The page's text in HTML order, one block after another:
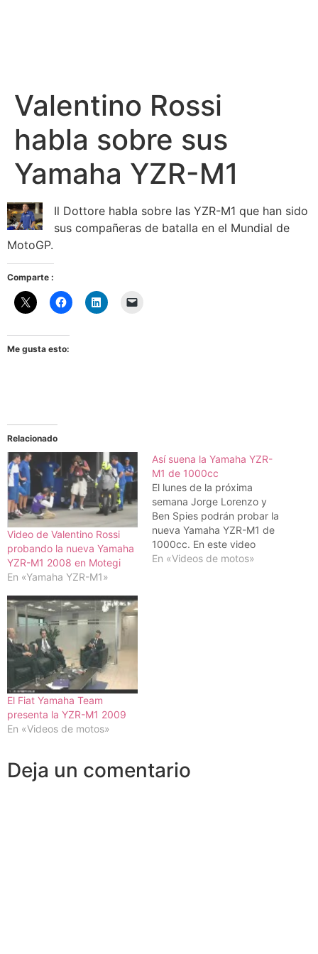
Valentino Rossi
habla sobre sus
Yamaha YZR-M1
Il Dottore habla sobre las YZR-M1 que han sido
sus compañeras de batalla en el Mundial de
MotoGP.
Comparte :
Me gusta esto:
Relacionado
Video de Valentino Rossi
probando la nueva Yamaha
YZR-M1 2008 en Motegi
En «Yamaha YZR-M1»
Así suena la Yamaha YZR-
M1 de 1000cc
El lunes de la próxima
semana Jorge Lorenzo y
Ben Spies podrán probar la
nueva Yamaha YZR-M1 de
1000cc. En este video
puedes oir cómo suena la
En «Videos de motos»
El Fiat Yamaha Team
presenta la YZR-M1 2009
En «Videos de motos»
Deja un comentario